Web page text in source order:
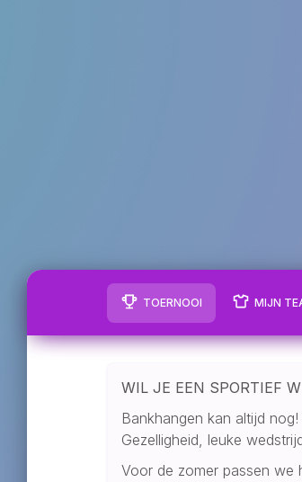
TOERNOOI MIJN
WIL JE EEN SPORTIEF
Bankhangen kan altijd
Gezelligheid, leuke
Voor de zomer passen we